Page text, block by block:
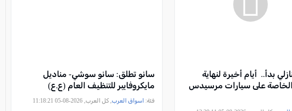
بدأ.. أيام أخيرة لنهاية
الخاصة على سيارات مرسيدس
سانو تطلق: سانو سوشي- مناديل
مايكروفايبر للتنظيف العام (ع.ع)
فئة: اسواق العرب, كل العرب, 2026-08-05 11:18:21